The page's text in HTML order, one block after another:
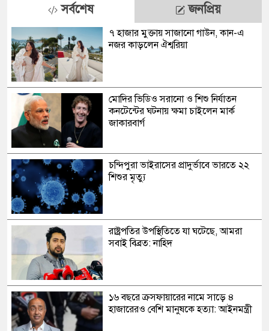
সর্বশেষ জনপ্রিয়
৭ হাজার মুক্তায় সাজানো গাউন, কান-এ
নজর কাড়লেন ঐশ্বরিয়া
মোদির ভিডিও সরানো ও শিশু নির্যাতন
কনটেন্টের ঘটনায় ক্ষমা চাইলেন মার্ক
জাকারবার্গ
চন্দিপুরা ভাইরাসের প্রাদুর্ভাবে ভারতে ২২
শিশুর মৃত্যু
রাষ্ট্রপতির উপস্থিতিতে যা ঘটেছে, আমরা
সবাই বিব্রত: নাহিদ
১৬ বছরে ক্রসফায়ারের নামে সাড়ে ৪
হাজারেরও বেশি মানুষকে হত্যা: আইনমন্ত্রী